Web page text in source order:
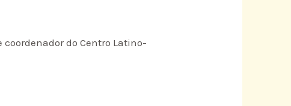
coordenador do Centro Latino-